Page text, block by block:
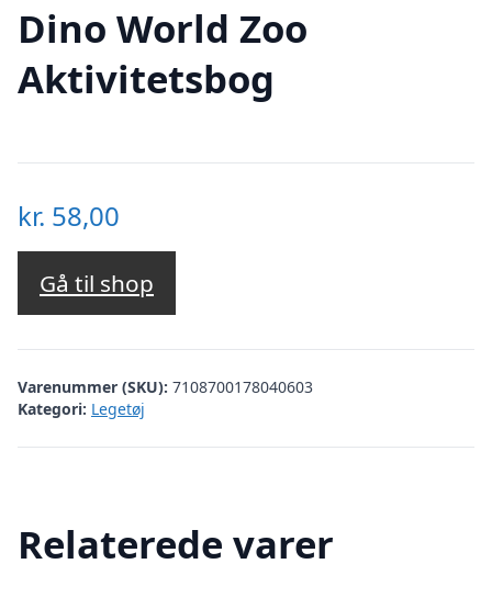
Dino World Zoo
Aktivitetsbog
kr. 58,00
Gå til shop
Varenummer (SKU): 7108700178040603
Kategori: Legetøj
Relaterede varer